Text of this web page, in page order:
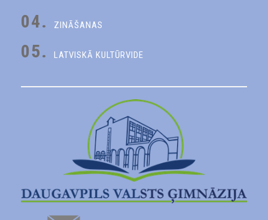
04. ZINĀŠANAS
05. LATVISKĀ KULTŪRVIDE